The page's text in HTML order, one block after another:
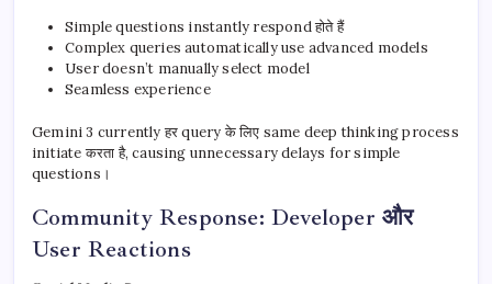
Simple questions instantly respond होते हैं
Complex queries automatically use advanced models
User doesn’t manually select model
Seamless experience
Gemini 3 currently हर query के लिए same deep thinking process
initiate करता है, causing unnecessary delays for simple
questions।
Community Response: Developer और
User Reactions